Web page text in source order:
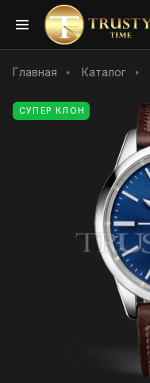
Главная Каталог
СУПЕР КЛОН